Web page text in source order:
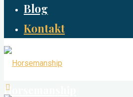
Blog
Kontakt
Horsemanship